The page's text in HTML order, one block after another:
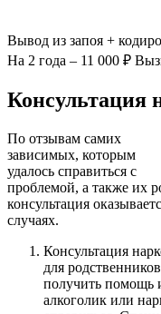
Вывод из запоя +
На 2 года – 11 000 ₽
Консультация
По отзывам самих
зависимых, которым
удалось справиться с
проблемой, а также их
консультация
случаях.
Консультация
для
получить помощь
алкоголик или